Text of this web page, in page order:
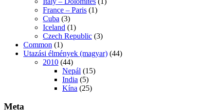
France – Paris (1)
Cuba (3)
Iceland (1)
Czech Republic (3)
Common (1)
Utazási élmények (magyar) (44)
2010 (44)
Nepál (15)
India (5)
Kína (25)
Meta